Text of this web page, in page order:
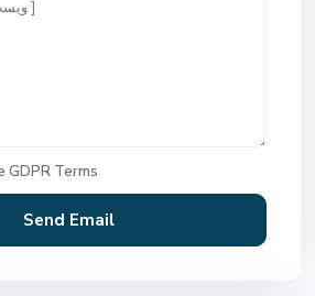
GDPR Terms